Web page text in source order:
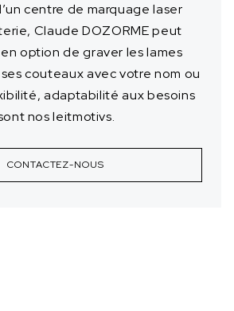
centre de marquage laser
Claude DOZORME peut
option de graver les lames
couteaux avec votre nom ou
adaptabilité aux besoins
nos leitmotivs.
CONTACTEZ-NOUS